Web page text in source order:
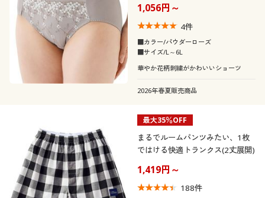
1,056円～
4件
■カラー/パウダーローズ
■サイズ/L～6L
華やか花柄刺繍がかわいいショーツ
2026年春夏販売商品
最大35％OFF
まるでルームパンツみたい、1枚
ではける快適トランクス(2丈展開)
1,419円～
188件